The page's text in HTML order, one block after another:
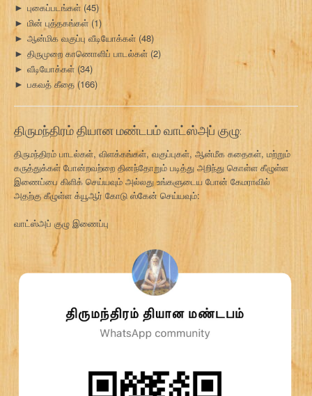
► புகைப்படங்கள் (45)
► மின் புத்தகங்கள் (1)
► ஆன்மிக வகுப்பு வீடியோக்கள் (48)
► திருமுறை காணொளிப் பாடல்கள் (2)
► வீடியோக்கள் (34)
► பகவத் கீதை (166)
திருமந்திரம் தியான மண்டபம் வாட்ஸ்அப் குழு:
திருமந்திரம் பாடல்கள், விளக்கங்கள், வகுப்புகள், ஆன்மீக கதைகள், மற்றும்
கருத்துக்கள் போன்றவற்றை தினந்தோறும் படித்து அறிந்து கொள்ள கீழுள்ள
இணைப்பை கிளிக் செய்யவும் அல்லது உங்களுடைய போன் கேமராவில்
அதற்கு கீழுள்ள க்யூஆர் கோடு ஸ்கேன் செய்யவும்:
வாட்ஸ்அப் குழு இணைப்பு